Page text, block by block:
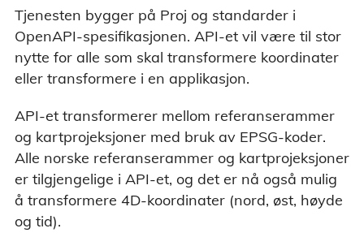
Tjenesten bygger på Proj og standarder i
OpenAPI-spesifikasjonen. API-et vil være til stor
nytte for alle som skal transformere koordinater
eller transformere i en applikasjon.
API-et transformerer mellom referanserammer
og kartprojeksjoner med bruk av EPSG-koder.
Alle norske referanserammer og kartprojeksjoner
er tilgjengelige i API-et, og det er nå også mulig
å transformere 4D-koordinater (nord, øst, høyde
og tid).